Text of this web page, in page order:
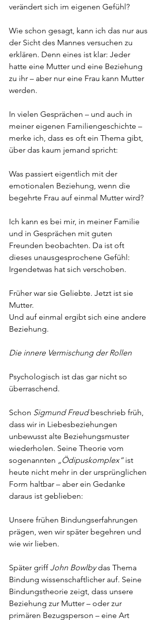
verändert sich im eigenen Gefühl?
Wie schon gesagt, kann ich das nur aus
der Sicht des Mannes versuchen zu
erklären. Denn eines ist klar: Jeder
hatte eine Mutter und eine Beziehung
zu ihr – aber nur eine Frau kann Mutter
werden.
In vielen Gesprächen – und auch in
meiner eigenen Familiengeschichte –
merke ich, dass es oft ein Thema gibt,
über das kaum jemand spricht:
Was passiert eigentlich mit der
emotionalen Beziehung, wenn die
begehrte Frau auf einmal Mutter wird?
Ich kann es bei mir, in meiner Familie
und in Gesprächen mit guten
Freunden beobachten. Da ist oft
dieses unausgesprochene Gefühl:
Irgendetwas hat sich verschoben.
Früher war sie Geliebte. Jetzt ist sie
Mutter.
Und auf einmal ergibt sich eine andere
Beziehung.
Die innere Vermischung der Rollen
Psychologisch ist das gar nicht so
überraschend.
Schon Sigmund Freud beschrieb früh,
dass wir in Liebesbeziehungen
unbewusst alte Beziehungsmuster
wiederholen. Seine Theorie vom
sogenannten „Ödipuskomplex“ ist
heute nicht mehr in der ursprünglichen
Form haltbar – aber ein Gedanke
daraus ist geblieben:
Unsere frühen Bindungserfahrungen
prägen, wen wir später begehren und
wie wir lieben.
Später griff John Bowlby das Thema
Bindung wissenschaftlicher auf. Seine
Bindungstheorie zeigt, dass unsere
Beziehung zur Mutter – oder zur
primären Bezugsperson – eine Art